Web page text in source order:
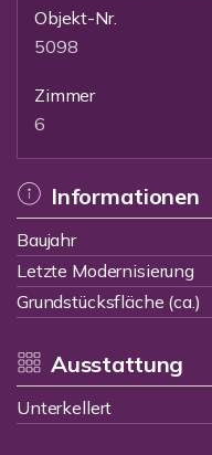
Objekt-Nr.
5098
Zimmer
6
Informationen
Baujahr
Letzte Modernisierung
Grundstücksfläche (ca.)
Ausstattung
Unterkellert